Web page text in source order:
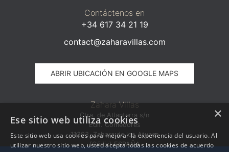
Contáctenos en
+34 617 34 21 19
contact@zaharavillas.com
ABRIR UBICACIÓN EN GOOGLE MAPS
Zahara Villas
Ctra. de Atlanterra s/n
Edif. Comedores
11393, Zahara de los Atunes
(Cádiz) ESPAÑA
×
Ese sitio web utiliza cookies
Este sitio web usa cookies para mejorar la experiencia del usuario. Al
utilizar nuestro sitio web, usted acepta todas las cookies de acuerdo